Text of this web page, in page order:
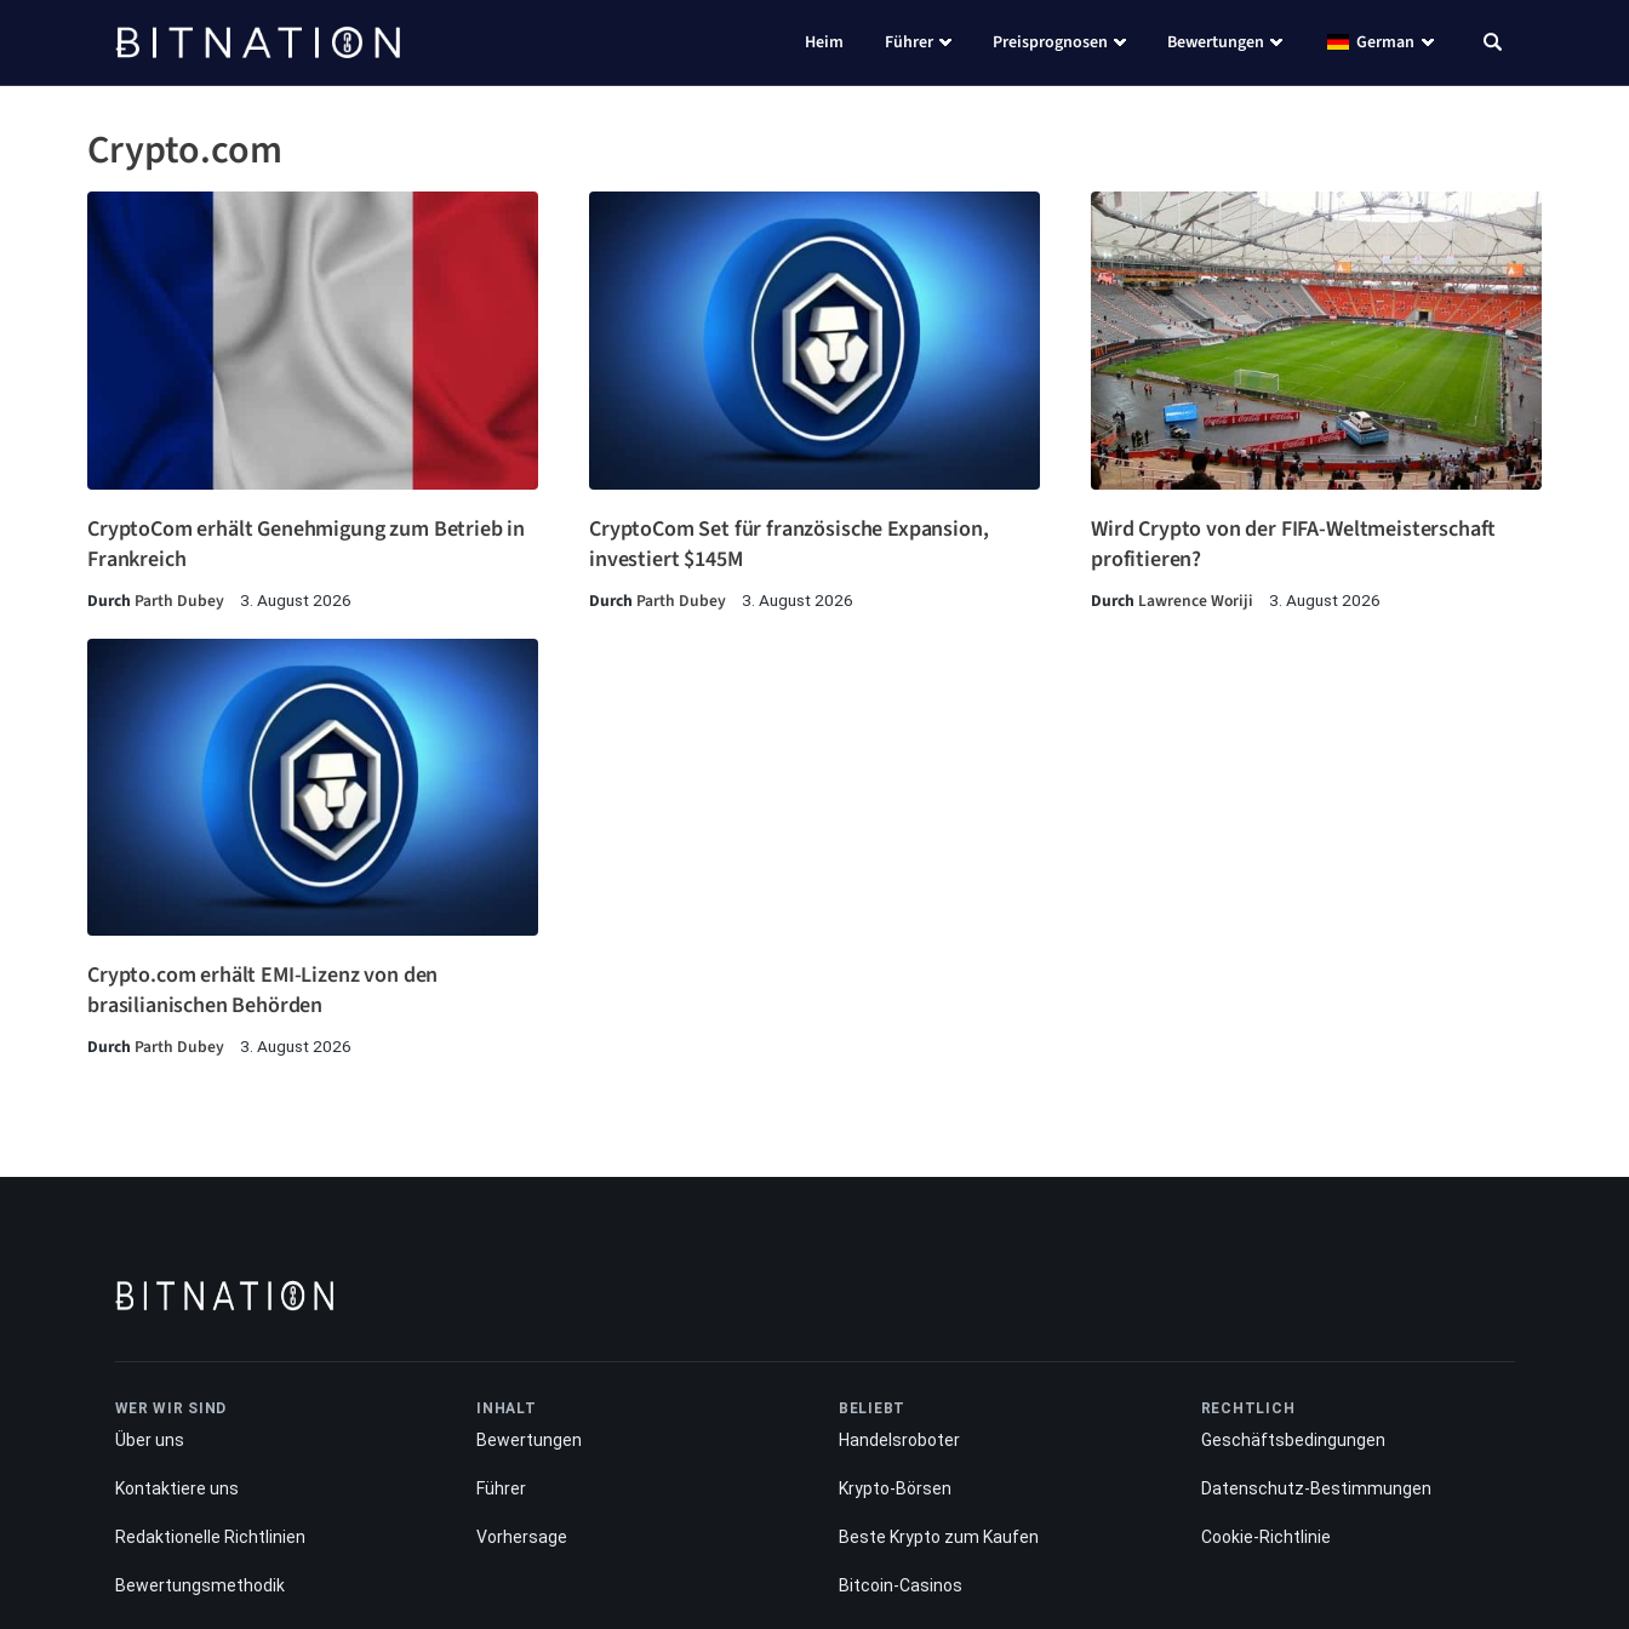
Bitnation
Heim Führer Preisprognosen Bewertungen German
Crypto.com
CryptoCom erhält Genehmigung zum Betrieb in
Frankreich
Durch Parth Dubey 3. August 2026
CryptoCom Set für französische Expansion,
investiert $145M
Durch Parth Dubey 3. August 2026
Wird Crypto von der FIFA-Weltmeisterschaft
profitieren?
Durch Lawrence Woriji 3. August 2026
Crypto.com erhält EMI-Lizenz von den
brasilianischen Behörden
Durch Parth Dubey 3. August 2026
WER WIR SIND
Über uns
Kontaktiere uns
Redaktionelle Richtlinien
Bewertungsmethodik
INHALT
Bewertungen
Führer
Vorhersage
BELIEBT
Handelsroboter
Krypto-Börsen
Beste Krypto zum Kaufen
Bitcoin-Casinos
RECHTLICH
Geschäftsbedingungen
Datenschutz-Bestimmungen
Cookie-Richtlinie